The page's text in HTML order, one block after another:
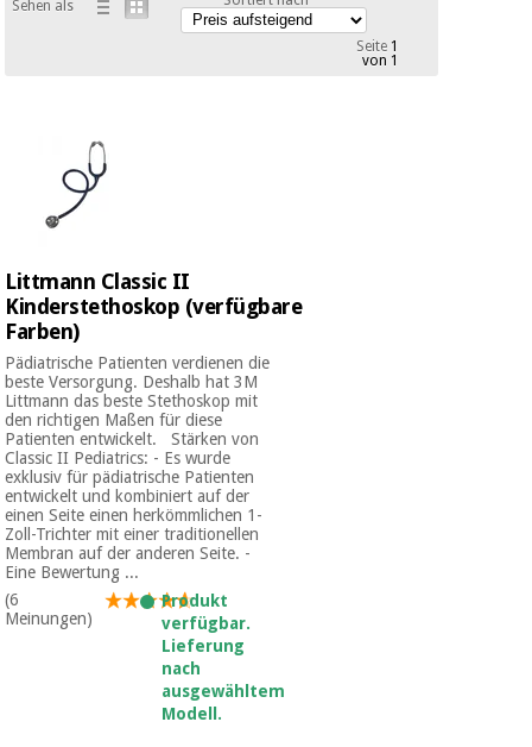
Fisaude
Tech
Academy
Therapeutische
schränke
Essentielles
schutzmaterial
für
coronaviren
Aerobic,
fitness
und
pilates
Sport
und
spiele
Sanitärkleiderschränke
Veterinärmedizin
Angebote
Outlet
Fisaude
Tech
Academy
Medizinische
chinesische
medizin
Therapeutische
schränke
Essentielles
schutzmaterial
für
coronaviren
Aerobic,
fitness
Sehen als
Seite1
von 1
Littmann Classic II
Kinderstethoskop (verfügbare
Farben)
Pädiatrische Patienten verdienen die
beste Versorgung. Deshalb hat 3M
Littmann das beste Stethoskop mit
den richtigen Maßen für diese
Patienten entwickelt. Stärken von
Classic II Pediatrics: - Es wurde
exklusiv für pädiatrische Patienten
entwickelt und kombiniert auf der
einen Seite einen herkömmlichen 1-
Zoll-Trichter mit einer traditionellen
Membran auf der anderen Seite. -
Eine Bewertung ...
(6
Meinungen)
Produkt
verfügbar.
Lieferung
nach
ausgewähltem
Modell.